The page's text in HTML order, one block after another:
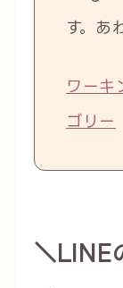
す。あ
ワー
ゴリー
＼LINE